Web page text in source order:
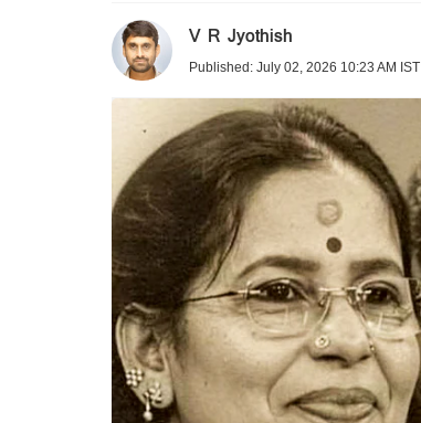
V R Jyothish
Published: July 02, 2026 10:23 AM IST